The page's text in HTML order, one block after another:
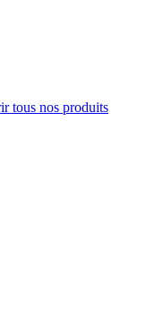
tous nos produits